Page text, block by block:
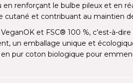
renforçant le bulbe pileux et en
cutané et contribuant au maintien
et FSC® 100 %, c’est-à-
un emballage unique et
pur coton biologique pour